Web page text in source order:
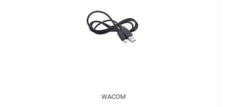
WACOM